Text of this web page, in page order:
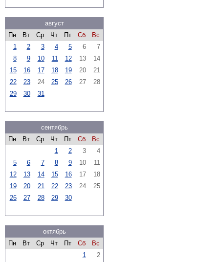
август
Пн
Вт Ср Чт Пт Сб
Вс
1
2 3 4 5 6
7
8
9 10 11 12 13
14
15
16 17 18 19 20
21
22
23 24 25 26 27
28
29
30 31
сентябрь
Пн
Вт Ср Чт Пт Сб
Вс
1
2 3
4
5
6 7 8 9 10
11
12
13 14 15 16 17
18
19
20 21 22 23 24
25
26
27 28 29 30
октябрь
Пн
Вт Ср Чт Пт Сб
Вс
1
2